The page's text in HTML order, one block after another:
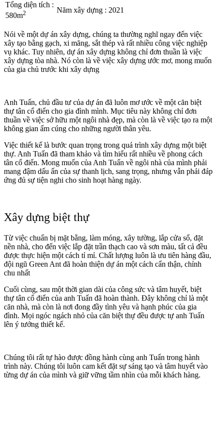
Tổng diện tích :
580m2 Năm xây dựng : 2021
Nói về một dự án xây dựng, chúng ta thường nghĩ ngay đến việc
xây tạo bằng gạch, xi măng, sắt thép và rất nhiều công việc nghiệp
vụ khác. Tuy nhiên, dự án xây dựng không chỉ đơn thuần là việc
xây dựng tòa nhà. Nó còn là về việc xây dựng ước mơ, mong muốn
của gia chủ trước khi xây dựng
Anh Tuấn, chủ đầu tư của dự án đã luôn mơ ước về một căn biệt
thự tân cổ điển cho gia đình mình. Mục tiêu này không chỉ đơn
thuần về việc sở hữu một ngôi nhà đẹp, mà còn là về việc tạo ra một
không gian ấm cúng cho những người thân yêu.
Việc thiết kế là bước quan trọng trong quá trình xây dựng một biệt
thự. Anh Tuấn đã tham khảo và tìm hiểu rất nhiều về phong cách
tân cổ điển. Mong muốn của Anh Tuấn về ngôi nhà của mình phải
mang đậm dấu ấn của sự thanh lịch, sang trọng, nhưng vẫn phải đáp
ứng đủ sự tiện nghi cho sinh hoạt hàng ngày.
Xây dựng biệt thự
Từ việc chuẩn bị mặt bằng, làm móng, xây tường, lắp cửa sổ, đặt
nền nhà, cho đến việc lắp đặt trần thạch cao và sơn màu, tất cả đều
được thực hiện một cách tỉ mỉ. Chất lượng luôn là ưu tiên hàng đầu,
đội ngũ Green Ant đã hoàn thiện dự án một cách cẩn thận, chỉnh
chu nhất
Cuối cùng, sau một thời gian dài của công sức và tâm huyết, biệt
thự tân cổ điển của anh Tuấn đã hoàn thành. Đây không chỉ là một
căn nhà, mà còn là nơi đong đầy tình yêu và hạnh phúc của gia
đình. Mọi ngóc ngách nhỏ của căn biệt thự đều được tự anh Tuấn
lên ý tưởng thiết kế.
Chúng tôi rất tự hào được đồng hành cùng anh Tuấn trong hành
trình này. Chúng tôi luôn cam kết đặt sự sáng tạo và tâm huyết vào
từng dự án của mình và giữ vững tầm nhìn của mỗi khách hàng.